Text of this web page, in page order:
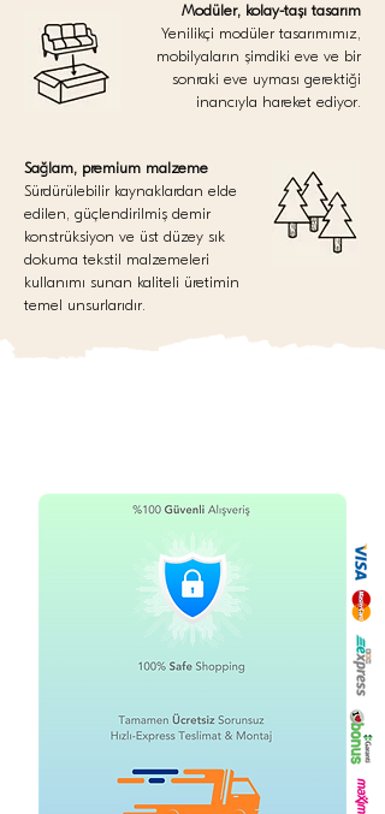
Modüler, kolay-taşı tasarım
Yenilikçi modüler tasarımımız,
mobilyaların şimdiki eve ve bir
sonraki eve uyması gerektiği
inancıyla hareket ediyor.
Sağlam, premium malzeme
Sürdürülebilir kaynaklardan elde
edilen, güçlendirilmiş demir
konstrüksiyon ve üst düzey sık
dokuma tekstil malzemeleri
kullanımı sunan kaliteli üretimin
temel unsurlarıdır.